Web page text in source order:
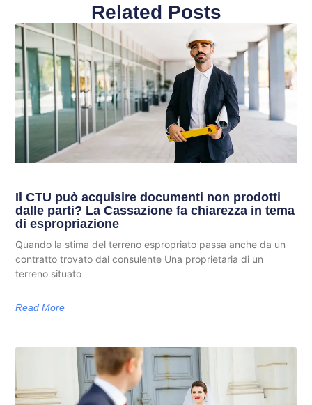
Related Posts
Il CTU può acquisire documenti non prodotti
dalle parti? La Cassazione fa chiarezza in tema
di espropriazione
Quando la stima del terreno espropriato passa anche da un
contratto trovato dal consulente Una proprietaria di un
terreno situato
Read More